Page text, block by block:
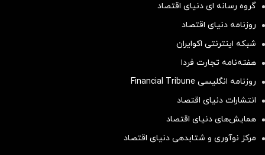
گروه رسانه ای دنیای اقتصاد
روزنامه دنیای اقتصاد
شبکه اینترنتی اکوایران
هفته‌نامه تجارت فردا
روزنامه انگلیسی Financial Tribune
انتشارات دنیای اقتصاد
همایش‌های دنیای اقتصاد
مرکز نوآوری و شتابدهی دنیای اقتصاد